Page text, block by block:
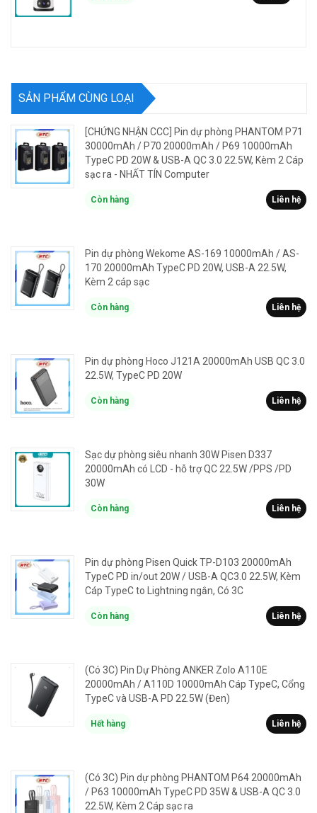
SẢN PHẨM CÙNG LOẠI
[CHỨNG NHẬN CCC] Pin dự phòng PHANTOM P71
30000mAh / P70 20000mAh / P69 10000mAh
TypeC PD 20W & USB-A QC 3.0 22.5W, Kèm 2 Cáp
sạc ra - NHẤT TÍN Computer
Còn hàng Liên hệ
Pin dự phòng Wekome AS-169 10000mAh / AS-
170 20000mAh TypeC PD 20W, USB-A 22.5W,
Kèm 2 cáp sạc
Còn hàng Liên hệ
Pin dự phòng Hoco J121A 20000mAh USB QC 3.0
22.5W, TypeC PD 20W
Còn hàng Liên hệ
Sạc dự phòng siêu nhanh 30W Pisen D337
20000mAh có LCD - hỗ trợ QC 22.5W /PPS /PD
30W
Còn hàng Liên hệ
Pin dự phòng Pisen Quick TP-D103 20000mAh
TypeC PD in/out 20W / USB-A QC3.0 22.5W, Kèm
Cáp TypeC to Lightning ngắn, Có 3C
Còn hàng Liên hệ
(Có 3C) Pin Dự Phòng ANKER Zolo A110E
20000mAh / A110D 10000mAh Cáp TypeC, Cổng
TypeC và USB-A PD 22.5W (Đen)
Hết hàng Liên hệ
(Có 3C) Pin dự phòng PHANTOM P64 20000mAh
/ P63 10000mAh TypeC PD 35W & USB-A QC 3.0
22.5W, Kèm 2 Cáp sạc ra